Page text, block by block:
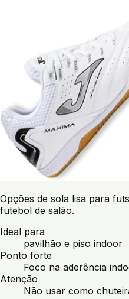
Opções de sola lisa para
futebol de salão.
Ideal para
pavilhão e piso indoor
Ponto forte
Foco na aderência
Atenção
Não usar como